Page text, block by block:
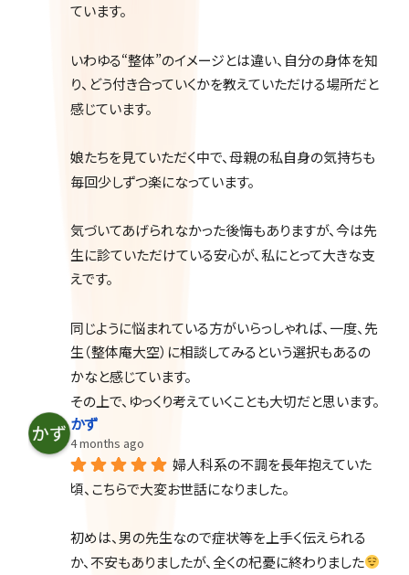
ています。
いわゆる“整体”のイメージとは違い、自分の身体を知
り、どう付き合っていくかを教えていただける場所だと
感じています。
娘たちを見ていただく中で、母親の私自身の気持ちも
毎回少しずつ楽になっています。
気づいてあげられなかった後悔もありますが、今は先
生に診ていただけている安心が、私にとって大きな支
えです。
同じように悩まれている方がいらっしゃれば、一度、先
生（整体庵大空）に相談してみるという選択もあるの
かなと感じています。
その上で、ゆっくり考えていくことも大切だと思います。
かず
4 months ago
婦人科系の不調を長年抱えていた
頃、こちらで大変お世話になりました。
初めは、男の先生なので症状等を上手く伝えられる
か、不安もありましたが、全くの杞憂に終わりました